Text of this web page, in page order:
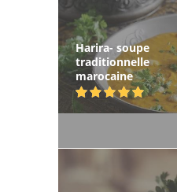
Harira- soupe
traditionnelle
marocaine